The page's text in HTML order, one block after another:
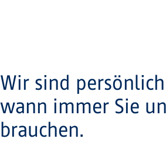
Wir sind
wann immer Sie
brauchen.